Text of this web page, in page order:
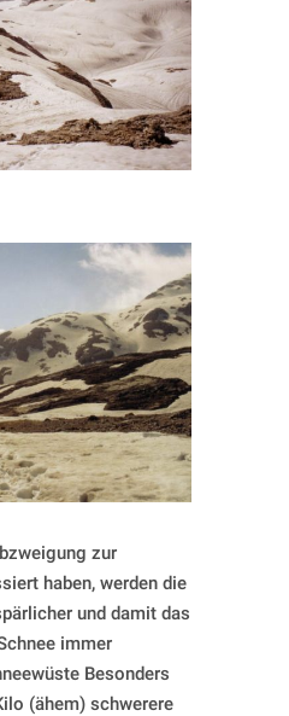
zur
haben, werden die
und damit das
immer
Besonders
(ähem) schwerere